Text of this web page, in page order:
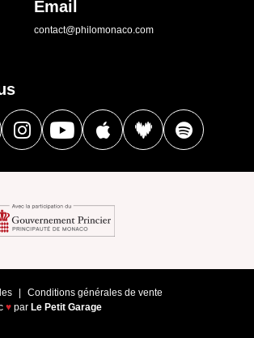
Email
contact@philomonaco.com
Conditions générales de vente
♥ par Le Petit Garage